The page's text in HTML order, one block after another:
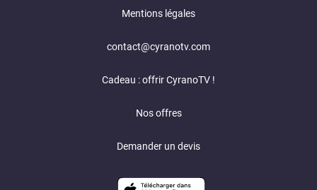
Mentions légales
contact@cyranotv.com
Cadeau : offrir CyranoTV !
Nos offres
Demander un devis